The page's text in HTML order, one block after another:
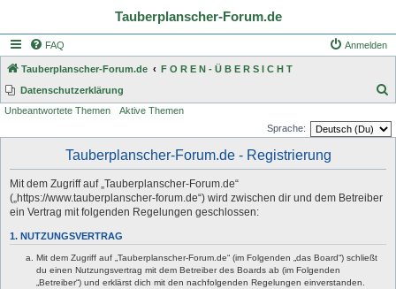
Tauberplanscher-Forum.de
FAQ Anmelden
Tauberplanscher-Forum.de
F O R E N - Ü B E R S I C H T
Datenschutzerklärung
Unbeantwortete Themen
Aktive Themen
Sprache:
Tauberplanscher-Forum.de - Registrierung
Mit dem Zugriff auf „Tauberplanscher-Forum.de“
(„https://www.tauberplanscher-forum.de“) wird zwischen dir und dem Betreiber
ein Vertrag mit folgenden Regelungen geschlossen:
1. NUTZUNGSVERTRAG
Mit dem Zugriff auf „Tauberplanscher-Forum.de“ (im Folgenden „das Board“) schließt
du einen Nutzungsvertrag mit dem Betreiber des Boards ab (im Folgenden
„Betreiber“) und erklärst dich mit den nachfolgenden Regelungen einverstanden.